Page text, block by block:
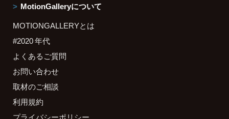
MotionGalleryについて
MOTIONGALLERYとは
#2020 年代
よくあるご質問
お問い合わせ
取材のご相談
利用規約
プライバシーポリシー